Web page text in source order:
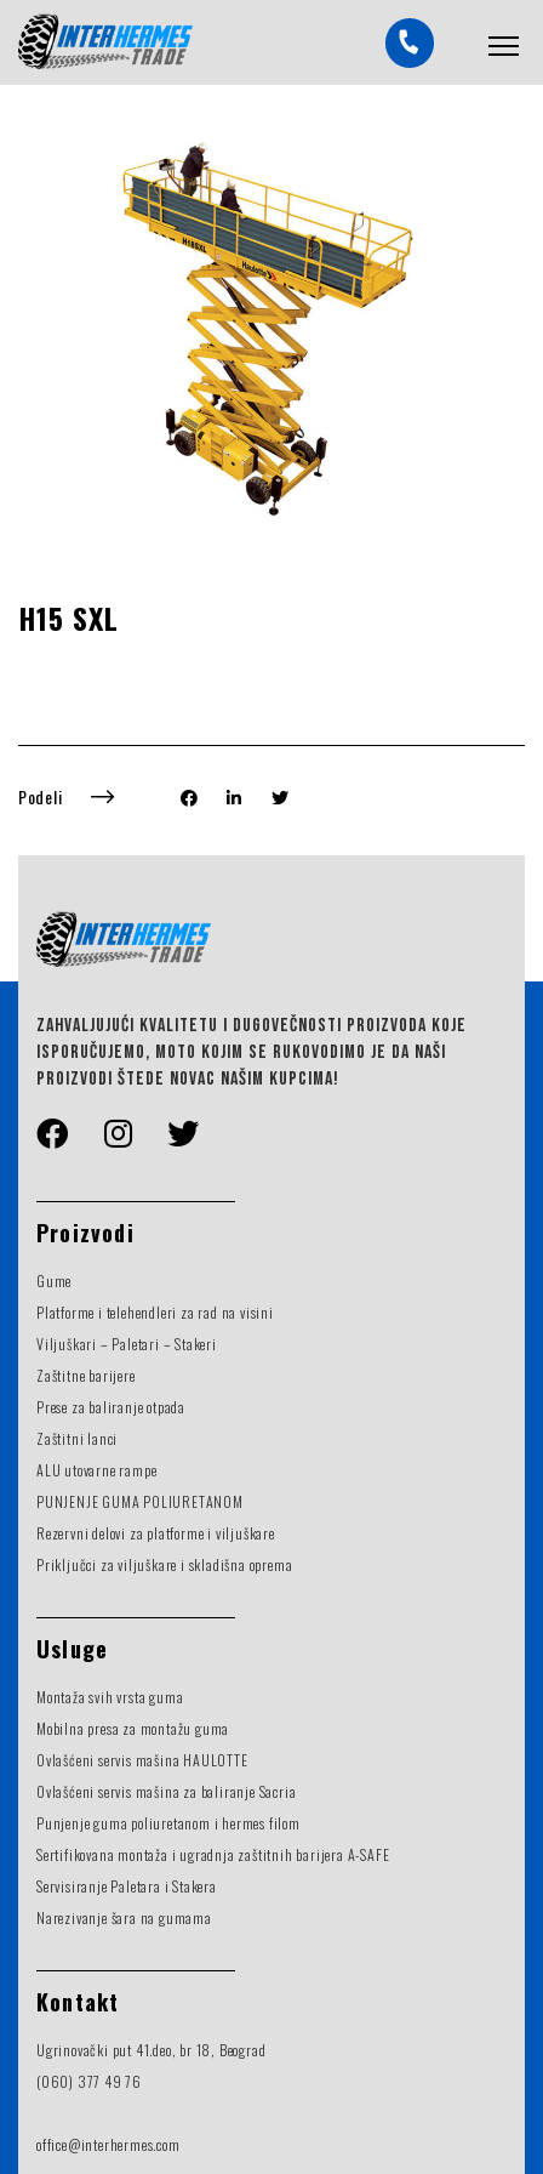
H15 SXL
Podeli
ZAHVALJUJUĆI KVALITETU I DUGOVEČNOSTI PROIZVODA KOJE
ISPORUČUJEMO, MOTO KOJIM SE RUKOVODIMO JE DA NAŠI
PROIZVODI ŠTEDE NOVAC NAŠIM KUPCIMA!
Proizvodi
Gume
Platforme i telehendleri za rad na visini
Viljuškari – Paletari – Stakeri
Zaštitne barijere
Prese za baliranje otpada
Zaštitni lanci
ALU utovarne rampe
PUNJENJE GUMA POLIURETANOM
Rezervni delovi za platforme i viljuškare
Priključci za viljuškare i skladišna oprema
Usluge
Montaža svih vrsta guma
Mobilna presa za montažu guma
Ovlašćeni servis mašina HAULOTTE
Ovlašćeni servis mašina za baliranje Sacria
Punjenje guma poliuretanom i hermes filom
Sertifikovana montaža i ugradnja zaštitnih barijera A-SAFE
Servisiranje Paletara i Stakera
Narezivanje šara na gumama
Kontakt
Ugrinovački put 41.deo, br 18, Beograd
(060) 377 49 76
office@interhermes.com